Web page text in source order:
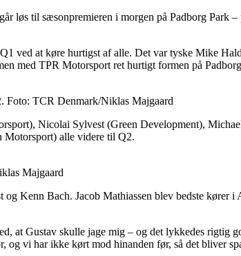
til sæsonpremieren i morgen på Padborg Park
ved at køre hurtigst af alle. Det var tyske Mike
med TPR Motorsport ret hurtigt formen på
Foto: TCR Denmark/Niklas Majgaard
Nicolai Sylvest (Green Development),
Motorsport) alle videre til Q2.
Majgaard
Kenn Bach. Jacob Mathiassen blev bedste
at Gustav skulle jage mig – og det lykkedes rigtig
vi har ikke kørt mod hinanden før, så det bliver